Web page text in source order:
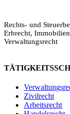
Rechts- und
Erbrecht,
Verwaltungsrecht
Zivilrecht
Arbeitsrecht